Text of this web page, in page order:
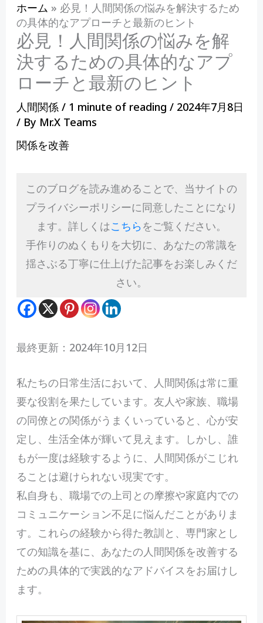
ホーム » 必見！人間関係の悩みを解決するため
の具体的なアプローチと最新のヒント
必見！人間関係の悩みを解
決するための具体的なアプ
ローチと最新のヒント
人間関係/ 1 minute of reading / 2024年7月8日
/ By Mr.X Teams
関係を改善
このブログを読み進めることで、当サイトの
プライバシーポリシーに同意したことになり
ます。詳しくはこちら をご覧ください。
手作りのぬくもりを大切に、あなたの常識を
揺さぶる丁寧に仕上げた記事をお楽しみくだ
さい。
最終更新：2024年10月12日
私たちの日常生活において、人間関係は常に重
要な役割を果たしています。友人や家族、職場
の同僚との関係がうまくいっていると、心が安
定し、生活全体が輝いて見えます。しかし、誰
もが一度は経験するように、人間関係がこじれ
ることは避けられない現実です。
私自身も、職場での上司との摩擦や家庭内での
コミュニケーション不足に悩んだことがありま
す。これらの経験から得た教訓と、専門家とし
ての知識を基に、あなたの人間関係を改善する
ための具体的で実践的なアドバイスをお届けし
ます。